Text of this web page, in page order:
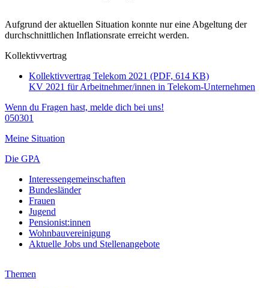
Aufgrund der aktuellen Situation konnte nur eine Abgeltung der
durchschnittlichen Inflationsrate erreicht werden.
Kollektivvertrag
Kollektivvertrag Telekom 2021 (PDF, 614 KB)
KV 2021 für Arbeitnehmer/innen in Telekom-Unternehmen
Wenn du Fragen hast, melde dich bei uns!
050301
Meine Situation
Die GPA
Interessengemeinschaften
Bundesländer
Frauen
Jugend
Pensionist:innen
Wohnbauvereinigung
Aktuelle Jobs und Stellenangebote
Themen